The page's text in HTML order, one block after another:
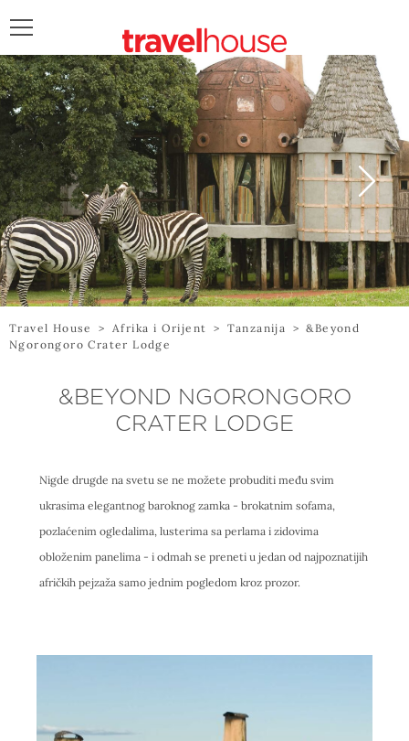
POŠALJITE UPIT
Travel House > Afrika i Orijent > Tanzanija > &Beyond
Ngorongoro Crater Lodge
&BEYOND NGORONGORO
CRATER LODGE
Nigde drugde na svetu se ne možete probuditi među svim
ukrasima elegantnog baroknog zamka - brokatnim sofama,
pozlaćenim ogledalima, lusterima sa perlama i zidovima
obloženim panelima - i odmah se preneti u jedan od najpoznatijih
afričkih pejzaža samo jednim pogledom kroz prozor.